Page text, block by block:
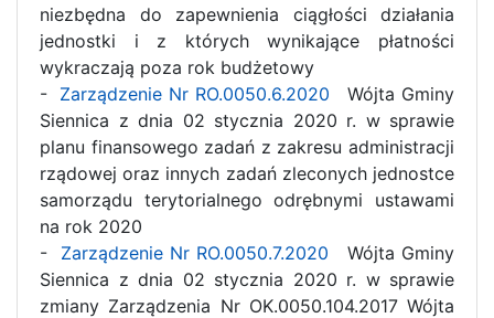
niezbędna do zapewnienia ciągłości działania
jednostki i z których wynikające płatności
wykraczają poza rok budżetowy
- Zarządzenie Nr RO.0050.6.2020 Wójta Gminy
Siennica z dnia 02 stycznia 2020 r. w sprawie
planu finansowego zadań z zakresu administracji
rządowej oraz innych zadań zleconych jednostce
samorządu terytorialnego odrębnymi ustawami
na rok 2020
- Zarządzenie Nr RO.0050.7.2020 Wójta Gminy
Siennica z dnia 02 stycznia 2020 r. w sprawie
zmiany Zarządzenia Nr OK.0050.104.2017 Wójta